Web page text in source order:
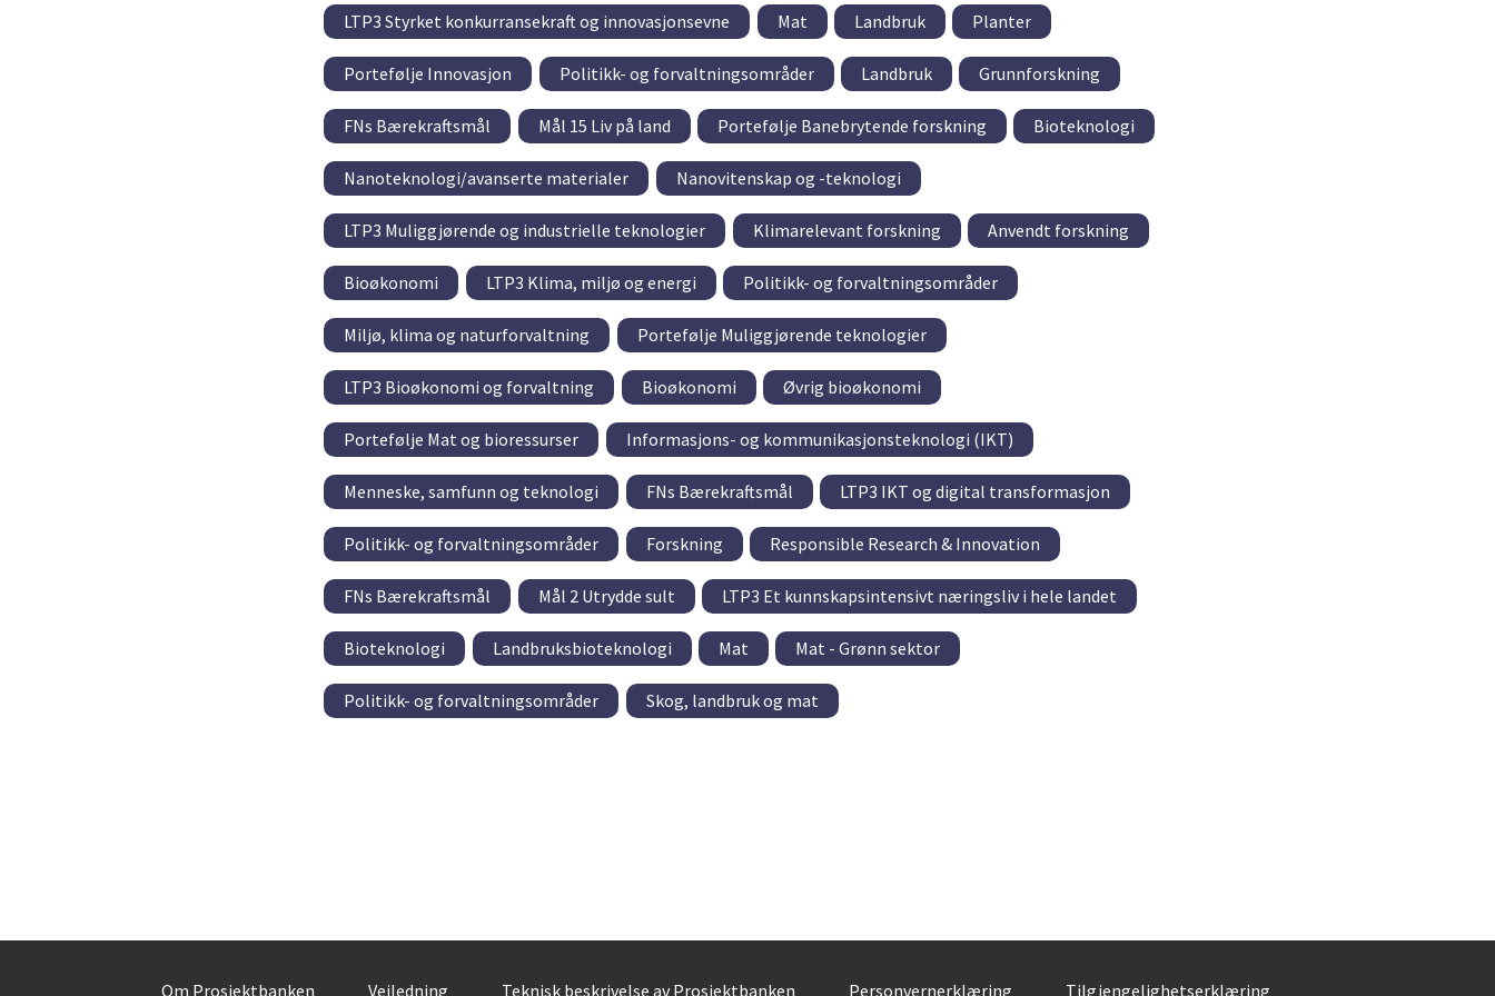
LTP3 Styrket konkurransekraft og innovasjonsevne Mat Landbruk Planter
Portefølje Innovasjon Politikk- og forvaltningsområder Landbruk Grunnforskning
FNs Bærekraftsmål Mål 15 Liv på land Portefølje Banebrytende forskning Bioteknologi
Nanoteknologi/avanserte materialer Nanovitenskap og -teknologi
LTP3 Muliggjørende og industrielle teknologier Klimarelevant forskning Anvendt forskning
Bioøkonomi LTP3 Klima, miljø og energi Politikk- og forvaltningsområder
Miljø, klima og naturforvaltning Portefølje Muliggjørende teknologier
LTP3 Bioøkonomi og forvaltning Bioøkonomi Øvrig bioøkonomi
Portefølje Mat og bioressurser Informasjons- og kommunikasjonsteknologi (IKT)
Menneske, samfunn og teknologi FNs Bærekraftsmål LTP3 IKT og digital transformasjon
Politikk- og forvaltningsområder Forskning Responsible Research & Innovation
FNs Bærekraftsmål Mål 2 Utrydde sult LTP3 Et kunnskapsintensivt næringsliv i hele landet
Bioteknologi Landbruksbioteknologi Mat Mat - Grønn sektor
Politikk- og forvaltningsområder Skog, landbruk og mat
Om Prosjektbanken Veiledning Teknisk beskrivelse av Prosjektbanken Personvernerklæring Tilgjengelighetserklæring